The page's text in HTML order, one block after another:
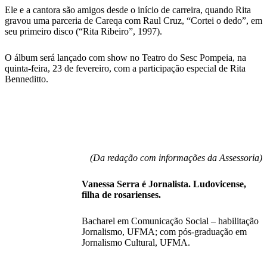
Ele e a cantora são amigos desde o início de carreira, quando Rita
gravou uma parceria de Careqa com Raul Cruz, “Cortei o dedo”, em
seu primeiro disco (“Rita Ribeiro”, 1997).
O álbum será lançado com show no Teatro do Sesc Pompeia, na
quinta-feira, 23 de fevereiro, com a participação especial de Rita
Benneditto.
(Da redação com informações da Assessoria)
Vanessa Serra é Jornalista. Ludovicense,
filha de rosarienses.
Bacharel em Comunicação Social – habilitação
Jornalismo, UFMA; com pós-graduação em
Jornalismo Cultural, UFMA.